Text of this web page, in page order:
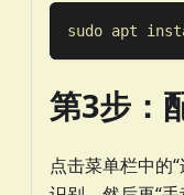
sudo apt
第3步：
点击菜单栏中的